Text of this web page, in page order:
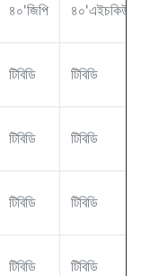
৪০'জিপি ৪০'এইচকিউ
টিবিডি টিবিডি
টিবিডি টিবিডি
টিবিডি টিবিডি
টিবিডি টিবিডি